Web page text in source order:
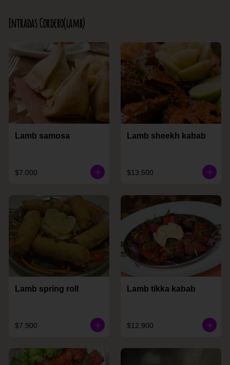
Entradas Cordero(lamb)
Lamb samosa
$7.000
Lamb sheekh kabab
$13.500
Lamb spring roll
$7.900
Lamb tikka kabab
$12.900